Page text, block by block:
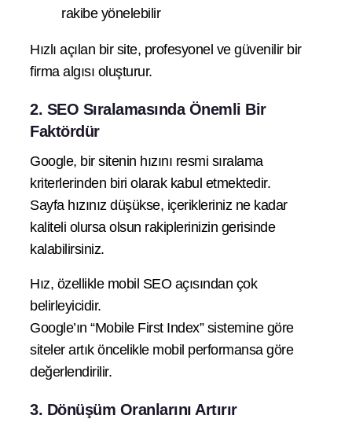
rakibe yönelebilir
Hızlı açılan bir site, profesyonel ve güvenilir bir
firma algısı oluşturur.
2. SEO Sıralamasında Önemli Bir
Faktördür
Google, bir sitenin hızını resmi sıralama
kriterlerinden biri olarak kabul etmektedir.
Sayfa hızınız düşükse, içerikleriniz ne kadar
kaliteli olursa olsun rakiplerinizin gerisinde
kalabilirsiniz.
Hız, özellikle mobil SEO açısından çok
belirleyicidir.
Google’ın “Mobile First Index” sistemine göre
siteler artık öncelikle mobil performansa göre
değerlendirilir.
3. Dönüşüm Oranlarını Artırır